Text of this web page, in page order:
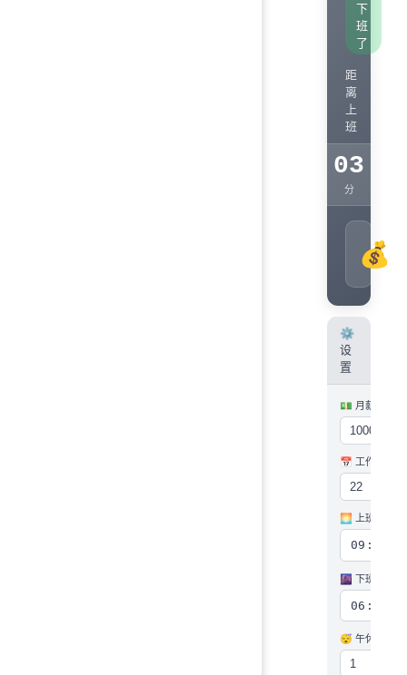
下
班
了
距
离
上
班
03
分
💰
⚙️
设
置
💵 月薪
📅 工作日
🌅 上班
🌆 下班
😴 午休